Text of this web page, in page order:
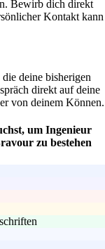
Bewirb dich direkt
Kontakt kann
deine bisherigen
direkt auf deine
von deinem Können.
um Ingenieur
zu bestehen